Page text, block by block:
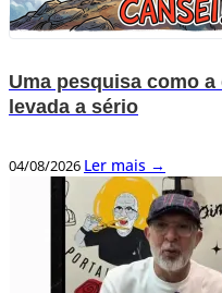
Uma pesquisa como
levada a sério
04/08/2026 Ler mais →